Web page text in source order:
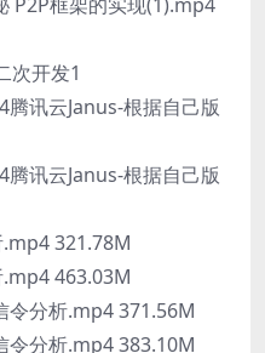
次开发1
讯云Janus-根据自己版
讯云Janus-根据自己版
321.78M
463.03M
分析.mp4 371.56M
分析.mp4 383.10M